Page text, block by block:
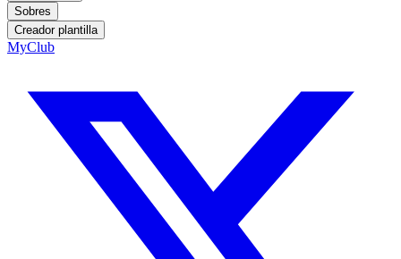
Sobres
Creador plantilla
MyClub